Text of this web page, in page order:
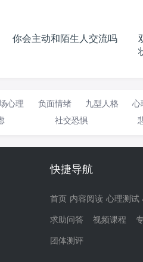
你会主动和陌生人交流吗
心理 负面情绪 九型人格
心
社交恐惧
快捷导航
首页 内容阅读 心理测试
求助问答 视频课程
团体测评